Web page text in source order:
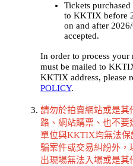
Tickets
to KKTIX before
on and after
accepted.
In order to process your
must be mailed to
KKTIX address, please
POLICY.
請勿於拍賣網站或是
路、網站購票、也不
單位與KKTIX均無法保
騙案件或交易糾紛外，
出現場無法入場或是